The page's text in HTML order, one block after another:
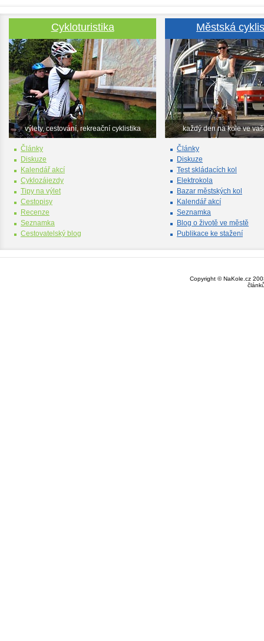
Cykloturistika
výlety, cestování, rekreační cyklistika
Články
Diskuze
Kalendář akcí
Cyklozájezdy
Tipy na výlet
Cestopisy
Recenze
Seznamka
Cestovatelský blog
Městská
každý den na kole ve
Články
Diskuze
Test skládacích kol
Elektrokola
Bazar městských kol
Kalendář akcí
Seznamka
Blog o životě ve městě
Publikace ke stažení
Copyright © NaKole.cz